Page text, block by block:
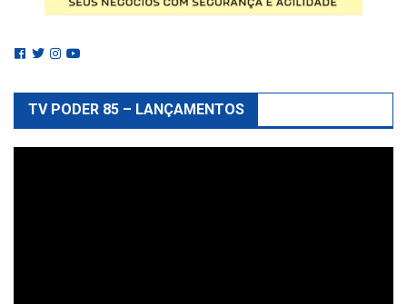
TV PODER 85 – LANÇAMENTOS